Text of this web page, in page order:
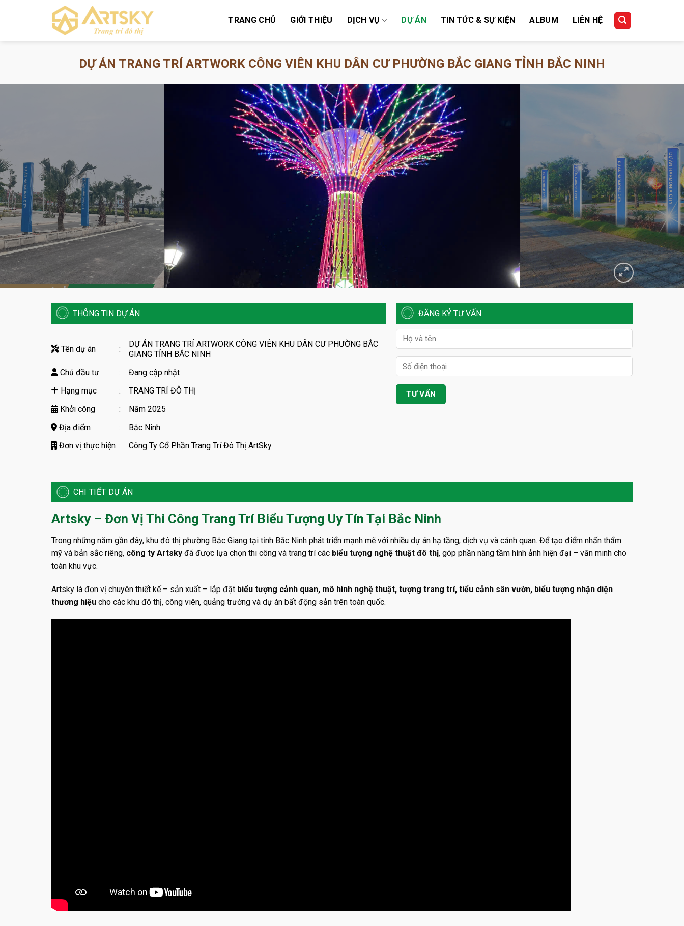
TRANG CHỦ GIỚI THIỆU DỊCH VỤ DỰ ÁN TIN TỨC & SỰ KIỆN ALBUM LIÊN HỆ
DỰ ÁN TRANG TRÍ ARTWORK CÔNG VIÊN KHU DÂN CƯ PHƯỜNG BẮC GIANG TỈNH BẮC NINH
THÔNG TIN DỰ ÁN
Tên dự án :
DỰ ÁN TRANG TRÍ ARTWORK CÔNG VIÊN KHU DÂN CƯ PHƯỜNG BẮC
GIANG TỈNH BẮC NINH
Chủ đầu tư
:
Đang cập nhật
Hạng mục
:
TRANG TRÍ ĐÔ THỊ
Khởi công
:
Năm 2025
Địa điểm
:
Bắc Ninh
Đơn vị thực hiện : Công Ty Cổ Phần Trang Trí Đô Thị ArtSky
ĐĂNG KÝ TƯ VẤN
CHI TIẾT DỰ ÁN
Artsky – Đơn Vị Thi Công Trang Trí Biểu Tượng Uy Tín Tại Bắc Ninh
Trong những năm gần đây, khu đô thị phường Bắc Giang tại tỉnh Bắc Ninh phát triển mạnh mẽ với nhiều dự án hạ tầng, dịch vụ và cảnh quan. Để tạo điểm nhấn thẩm
mỹ và bản sắc riêng, công ty Artskyđã được lựa chọn thi công và trang trí các biểu tượng nghệ thuật đô thị, góp phần nâng tầm hình ảnh hiện đại – văn minh cho
toàn khu vực.
Artsky là đơn vị chuyên thiết kế – sản xuất – lắp đặt biểu tượng cảnh quan, mô hình nghệ thuật, tượng trang trí, tiểu cảnh sân vườn, biểu tượng nhận diện
thương hiệucho các khu đô thị, công viên, quảng trường và dự án bất động sản trên toàn quốc.